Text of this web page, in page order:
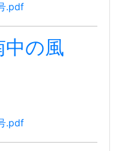
.pdf
中の風
.pdf